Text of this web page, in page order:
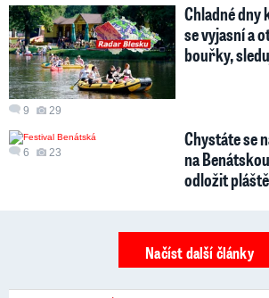
9 29
Chladné dny
se vyjasní a
bouřky,
6 23
Chystáte se
na
odložit
Načíst další články